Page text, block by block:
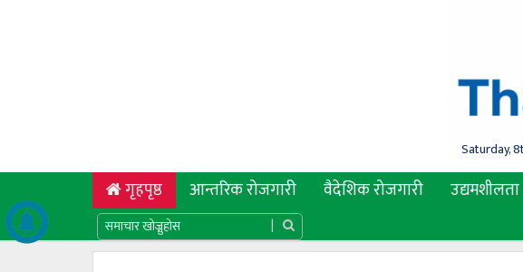
Saturday,
गृहपृष्ठ(current)
आन्तरिक रोजगारी वैदेशिक रोजगारी उद्यमशीलता